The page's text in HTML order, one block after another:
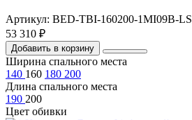
Артикул: BED-TBI-160200-1MI09B-LS
53 310 ₽
Добавить в корзину
Ширина спального места
140 160 180 200
Длина спального места
190 200
Цвет обивки